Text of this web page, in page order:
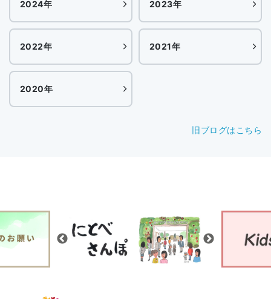
2024年 2023年
2022年 2021年
2020年
旧ブログはこちら